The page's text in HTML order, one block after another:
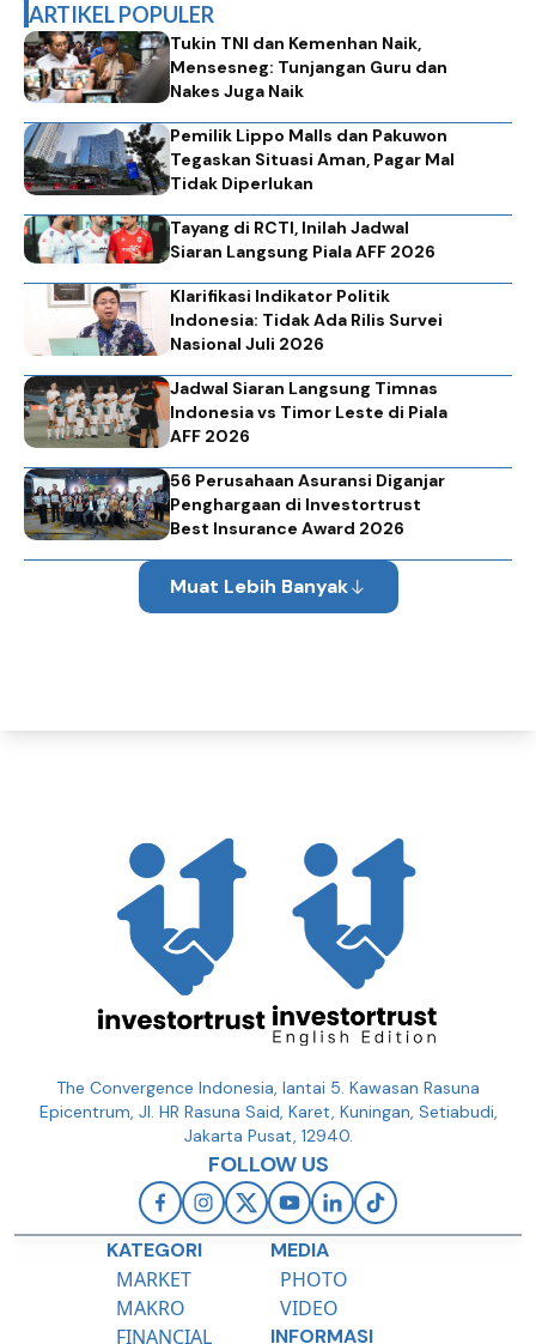
ARTIKEL POPULER
Tukin TNI dan Kemenhan Naik,
Mensesneg: Tunjangan Guru dan
Nakes Juga Naik
Pemilik Lippo Malls dan Pakuwon
Tegaskan Situasi Aman, Pagar Mal
Tidak Diperlukan
Tayang di RCTI, Inilah Jadwal
Siaran Langsung Piala AFF 2026
Klarifikasi Indikator Politik
Indonesia: Tidak Ada Rilis Survei
Nasional Juli 2026
Jadwal Siaran Langsung Timnas
Indonesia vs Timor Leste di Piala
AFF 2026
56 Perusahaan Asuransi Diganjar
Penghargaan di Investortrust
Best Insurance Award 2026
Muat Lebih Banyak
The Convergence Indonesia, lantai 5. Kawasan Rasuna
Epicentrum, Jl. HR Rasuna Said, Karet, Kuningan, Setiabudi,
Jakarta Pusat, 12940.
FOLLOW US
KATEGORI
MARKET
MAKRO
FINANCIAL
MEDIA
PHOTO
VIDEO
INFORMASI